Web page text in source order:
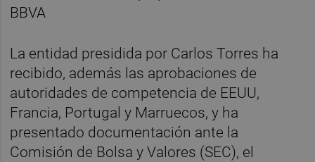
La entidad presidida por Carlos Torres ha
recibido, además las aprobaciones de
autoridades de competencia de EEUU,
Francia, Portugal y Marruecos, y ha
presentado documentación ante la
Comisión de Bolsa y Valores (SEC), el